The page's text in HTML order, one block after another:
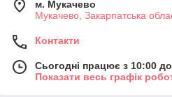
м. Мукачево
Мукачево, Закарпатська
Контакти
Сьогодні працює з 10:00
Показати весь графік